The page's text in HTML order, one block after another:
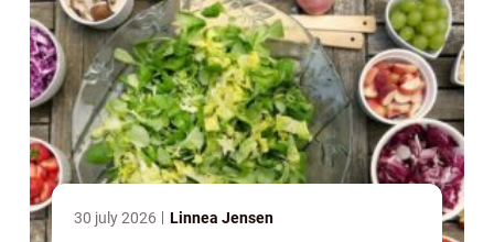
30 july 2026 Linnea Jensen